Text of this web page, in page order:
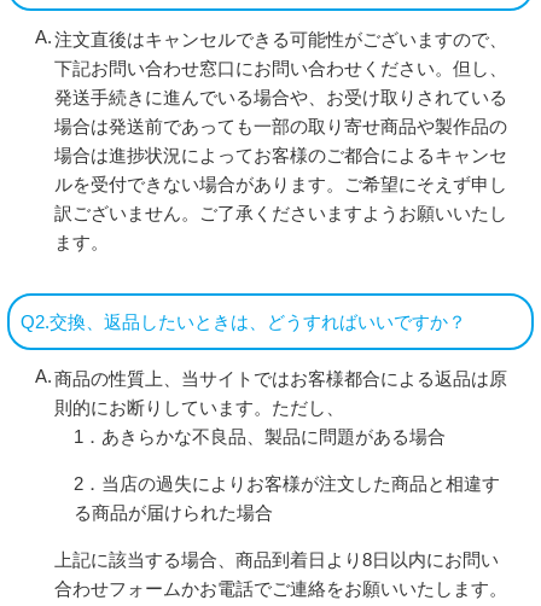
注文直後はキャンセルできる可能性がございますので、
下記お問い合わせ窓口にお問い合わせください。但し、
発送手続きに進んでいる場合や、お受け取りされている
場合は発送前であっても一部の取り寄せ商品や製作品の
場合は進捗状況によってお客様のご都合によるキャンセ
ルを受付できない場合があります。ご希望にそえず申し
訳ございません。ご了承くださいますようお願いいたし
ます。
Q2.交換、返品したいときは、どうすればいいですか？
商品の性質上、当サイトではお客様都合による返品は原
則的にお断りしています。ただし、
1．あきらかな不良品、製品に問題がある場合
2．当店の過失によりお客様が注文した商品と相違す
る商品が届けられた場合
上記に該当する場合、商品到着日より8日以内にお問い
合わせフォームかお電話でご連絡をお願いいたします。